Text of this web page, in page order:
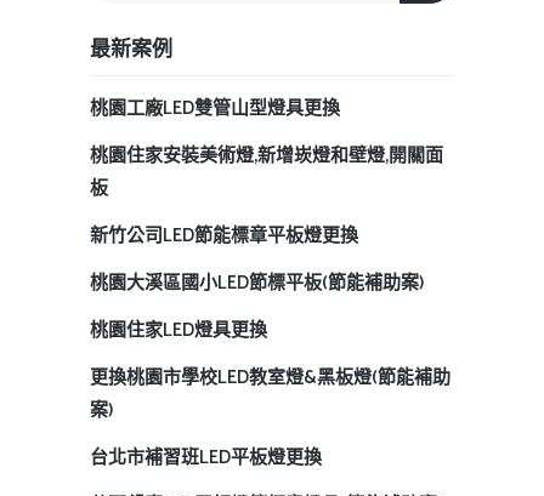
最新案例
桃園工廠LED雙管山型燈具更換
桃園住家安裝美術燈,新增崁燈和壁燈,開關面
板
新竹公司LED節能標章平板燈更換
桃園大溪區國小LED節標平板(節能補助案)
桃園住家LED燈具更換
更換桃園市學校LED教室燈&黑板燈(節能補助
案)
台北市補習班LED平板燈更換